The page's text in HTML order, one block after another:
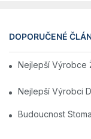
DOPORUČENÉ
Nejlepší Výrobce
Nejlepší Výrobci
Budoucnost